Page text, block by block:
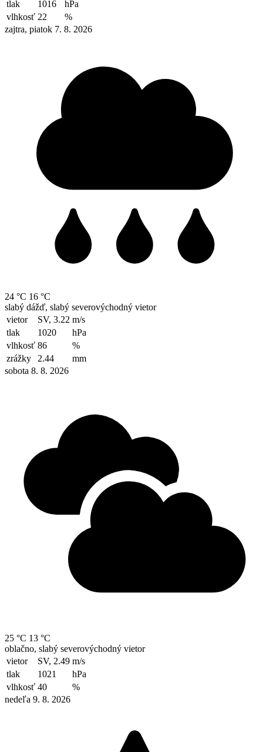
tlak
1016
hPa
vlhkosť 22
%
zajtra, piatok 7. 8. 2026
24 °C 16 °C
slabý dážď, slabý severovýchodný vietor
vietor
SV, 3.22 m/s
tlak
1020
hPa
vlhkosť 86
%
zrážky
2.44
mm
sobota 8. 8. 2026
25 °C 13 °C
oblačno, slabý severovýchodný vietor
vietor
SV, 2.49 m/s
tlak
1021
hPa
vlhkosť 40
%
nedeľa 9. 8. 2026